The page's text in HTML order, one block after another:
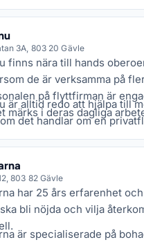
och förråd. De
3A, 803 20 Gävle
finns nära till hands
de är verksamma på
på flyttfirman är
märks i deras dagliga
är alltid redo att hjälpa till
det handlar om en
eller ett helt flyttlass. Som
803 82 Gävle
har 25 års erfarenhet
bli nöjda och vilja
är specialiserade på